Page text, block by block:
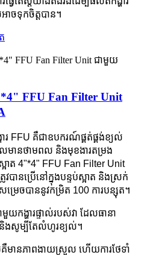
ាចទុកចិត្តបាន។
FFU Fan Filter Unit
ារ FFU គឺជាឧបករណ៍ផ្គត់ផ្គង់ខ្យល់
មានថាមពល និងមុខងារតម្រង
ស្អាត 4"*4" FFU Fan Filter Unit
បានប្រើនៅក្នុងបន្ទប់ស្អាត និងស្រក់
រេចបាននូវកម្រិត 100 ការបន្សុត។
យកង្ហារផ្ទាល់របស់វា ដែលធានា
និងសូម្បីតែលំហូរខ្យល់។
មានភាពងាយស្រួល ហើយការថែទាំ